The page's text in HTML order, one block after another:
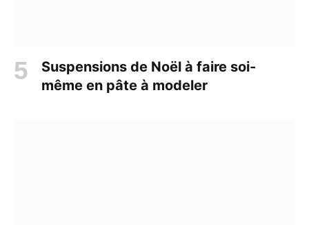
Suspensions de Noël à faire soi-
même en pâte à modeler